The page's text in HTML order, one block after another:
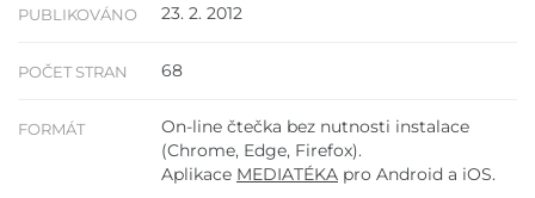
PUBLIKOVÁNO 23. 2. 2012
POČET STRAN 68
FORMÁT
On-line čtečka bez nutnosti instalace
(Chrome, Edge, Firefox).
Aplikace MEDIATÉKA pro Android a iOS.